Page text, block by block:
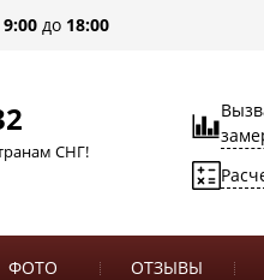
9:00 до 18:00
СНГ!
ФОТО ОТЗЫВЫ